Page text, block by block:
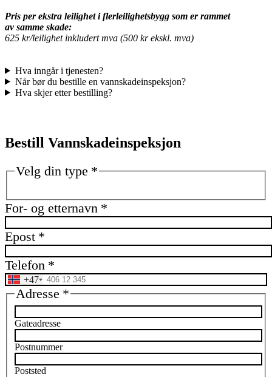
Pris per ekstra leilighet i flerleilighetsbygg som er rammet
av samme skade:
625 kr/leilighet inkludert mva (500 kr ekskl. mva)
Hva inngår i tjenesten?
Når bør du bestille en vannskadeinspeksjon?
Hva skjer etter bestilling?
Bestill Vannskadeinspeksjon
Velg din type *
For- og etternavn *
Epost *
Telefon *
+47
Adresse *
Gateadresse
Postnummer
Poststed